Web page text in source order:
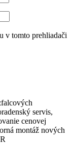
v tomto prehliadači
servis,
cenovej
montáž nových